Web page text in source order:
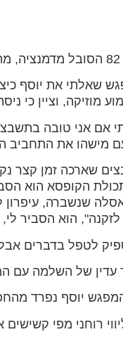
שאלתי את יוסף
מוזיקה, וציין
אם אני טובה
מישהו את התחביב
שארכה זמן קצר
הקופסא הוא
שנשברה, עיפרון
לזקנה", הוא הסביר
לטפל בדברים אבל
עדין של השלמה עם
יוסף נפרד
רוחני מפי